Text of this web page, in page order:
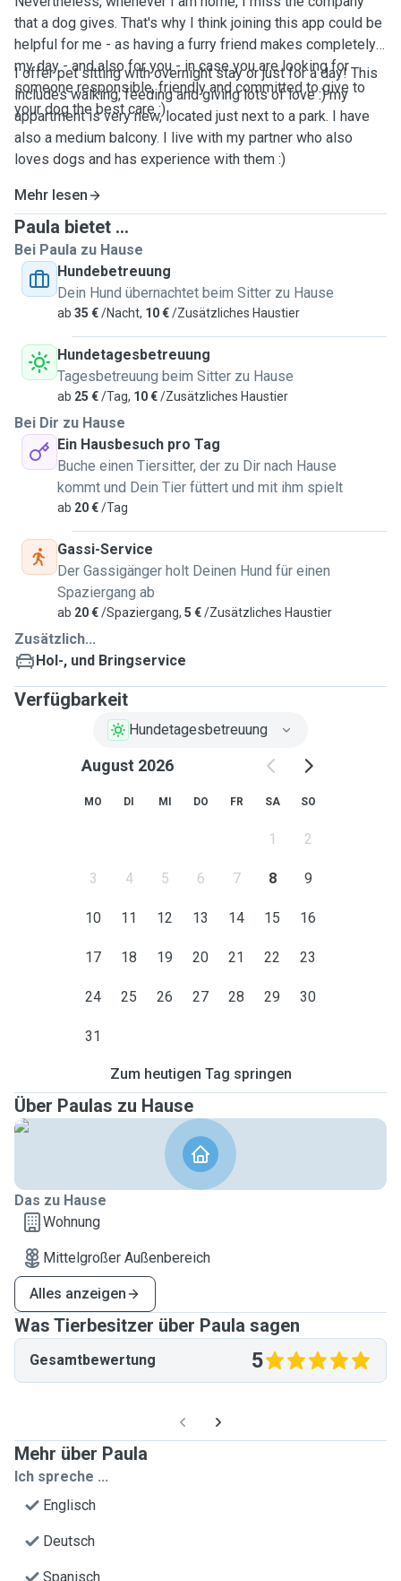
that a dog gives. That's why I think joining this app could be
helpful for me - as having a furry friend makes completely
my day - and also for you - in case you are looking for
someone responsible, friendly and committed to give to
your dog the best care :)
I offer pet sitting with overnight stay or just for a day! This
includes walking, feeding and giving lots of love :) my
appartment is very new, located just next to a park. I have
also a medium balcony. I live with my partner who also
loves dogs and has experience with them :)
Mehr lesen
Paula bietet ...
Bei Paula zu Hause
Hundebetreuung
Dein Hund übernachtet beim Sitter zu Hause
ab 35 €/Nacht, 10 €/Zusätzliches Haustier
Hundetagesbetreuung
Tagesbetreuung beim Sitter zu Hause
ab 25 €/Tag, 10 €/Zusätzliches Haustier
Bei Dir zu Hause
Ein Hausbesuch pro Tag
Buche einen Tiersitter, der zu Dir nach Hause
kommt und Dein Tier füttert und mit ihm spielt
ab 20 €/Tag
Gassi-Service
Der Gassigänger holt Deinen Hund für einen
Spaziergang ab
ab 20 €/Spaziergang, 5 €/Zusätzliches Haustier
Zusätzlich...
Hol-, und Bringservice
Verfügbarkeit
Hundetagesbetreuung
August 2026
MO DI MI DO FR SA SO
1 2
3 4 5 6 7 8 9
10 11 12 13 14 15 16
17 18 19 20 21 22 23
24 25 26 27 28 29 30
31
Zum heutigen Tag springen
Über Paulas zu Hause
Das zu Hause
Wohnung
Mittelgroßer Außenbereich
Alles anzeigen
Was Tierbesitzer über Paula sagen
Gesamtbewertung 5
Mehr über Paula
Ich spreche ...
Englisch
Deutsch
Spanisch